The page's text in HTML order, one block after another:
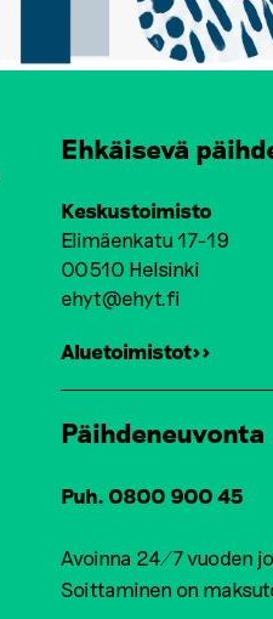
Ehkäisevä
Keskustoimisto
Elimäenkatu 17-19
00510 Helsinki
ehyt@ehyt.fi
Aluetoimistot>>
Päihdeneuvonta
Puh. 0800 900 45
Avoinna 24/7 vuoden
Soittaminen on